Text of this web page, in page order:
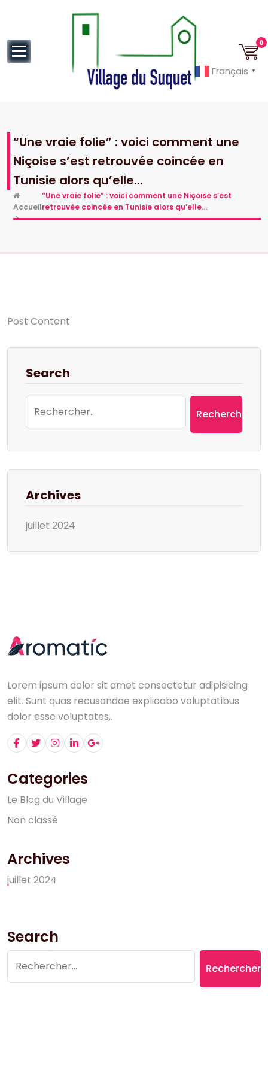
0
“Une vraie folie” : voici comment une
Niçoise s’est retrouvée coincée en
Tunisie alors qu’elle…
Accueil
>
“Une vraie folie” : voici comment une Niçoise s’est
retrouvée coincée en Tunisie alors qu’elle…
Post Content
Search
Archives
juillet 2024
Lorem ipsum dolor sit amet consectetur adipisicing
elit. Sunt quas recusandae explicabo voluptatibus
dolor esse voluptates,.
Categories
Le Blog du Village
Non classé
Archives
juillet 2024
Search
Français ▼